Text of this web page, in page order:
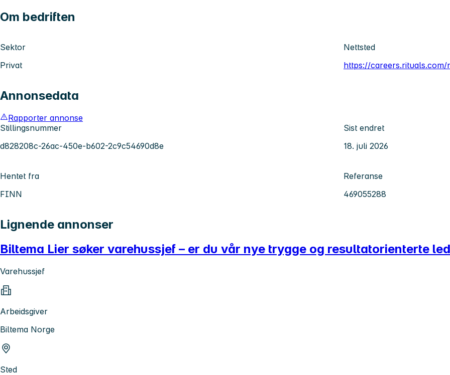
Om bedriften
Sektor
Privat
Nettsted
https://careers.rituals.com/
Annonsedata
Rapporter annonse
Stillingsnummer
d828208c-26ac-450e-b602-2c9c54690d8e
Sist endret
18. juli 2026
Hentet fra
FINN
Referanse
469055288
Lignende annonser
Biltema Lier søker varehussjef – er du vår nye trygge og resultatorienterte
Varehussjef
Arbeidsgiver
Biltema Norge
Sted